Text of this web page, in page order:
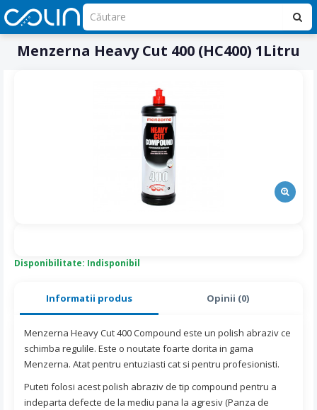
Menzerna Heavy Cut 400 (HC400) 1Litru
Informatii produs Opinii (0)
Menzerna Heavy Cut 400 Compound este un polish abraziv ce
schimba regulile. Este o noutate foarte dorita in gama
Menzerna. Atat pentru entuziasti cat si pentru profesionisti.
Puteti folosi acest polish abraziv de tip compound pentru a
indeparta defecte de la mediu pana la agresiv (Panza de
Disponibilitate: Indisponibil